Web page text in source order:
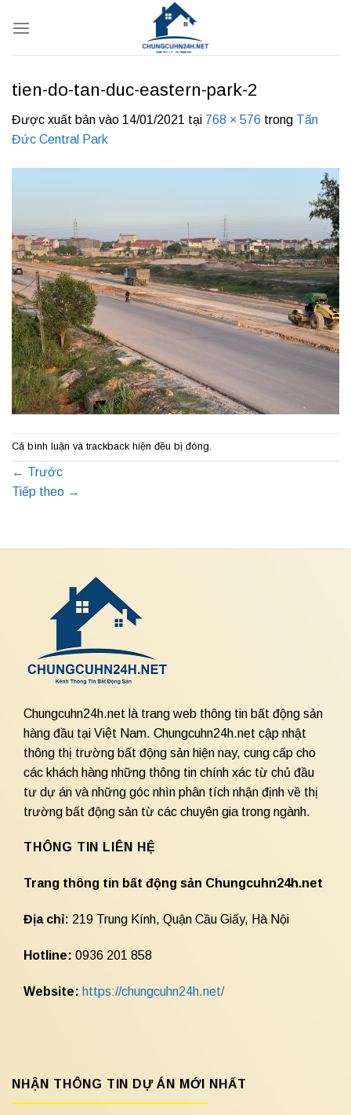
qua
tien-do-tan-duc-eastern-park-2
Được xuất bản vào 14/01/2021 tại 768 × 576 trong Tấn
Đức Central Park
Cả bình luận và trackback hiện đều bị đóng.
← Trước
Tiếp theo →
Chungcuhn24h.net là trang web thông tin bất động sản
hàng đầu tại Việt Nam. Chungcuhn24h.net cập nhật
thông thị trường bất động sản hiện nay, cung cấp cho
các khách hàng những thông tin chính xác từ chủ đầu
tư dự án và những góc nhìn phân tích nhận định về thị
trường bất động sản từ các chuyên gia trong ngành.
THÔNG TIN LIÊN HỆ
Trang thông tin bất động sản Chungcuhn24h.net
Địa chỉ: 219 Trung Kính, Quận Cầu Giấy, Hà Nội
Hotline: 0936 201 858
Website: https://chungcuhn24h.net/
NHẬN THÔNG TIN DỰ ÁN MỚI NHẤT